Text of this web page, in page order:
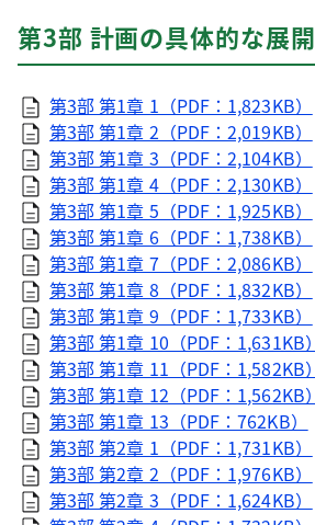
第3部 計画の具体的な展開
第3部 第1章 1（PDF：1,823KB）
第3部 第1章 2（PDF：2,019KB）
第3部 第1章 3（PDF：2,104KB）
第3部 第1章 4（PDF：2,130KB）
第3部 第1章 5（PDF：1,925KB）
第3部 第1章 6（PDF：1,738KB）
第3部 第1章 7（PDF：2,086KB）
第3部 第1章 8（PDF：1,832KB）
第3部 第1章 9（PDF：1,733KB）
第3部 第1章 10（PDF：1,631KB）
第3部 第1章 11（PDF：1,582KB）
第3部 第1章 12（PDF：1,562KB）
第3部 第1章 13（PDF：762KB）
第3部 第2章 1（PDF：1,731KB）
第3部 第2章 2（PDF：1,976KB）
第3部 第2章 3（PDF：1,624KB）